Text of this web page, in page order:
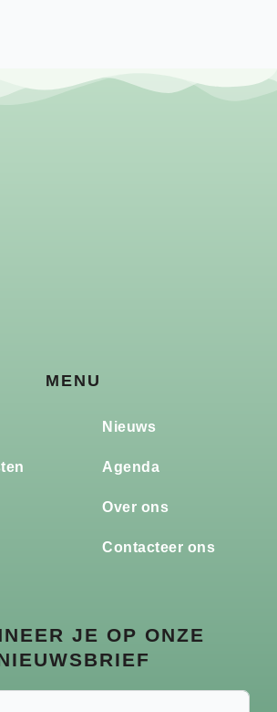
MENU
Nieuws
Agenda
Over ons
Contacteer ons
JE OP ONZE